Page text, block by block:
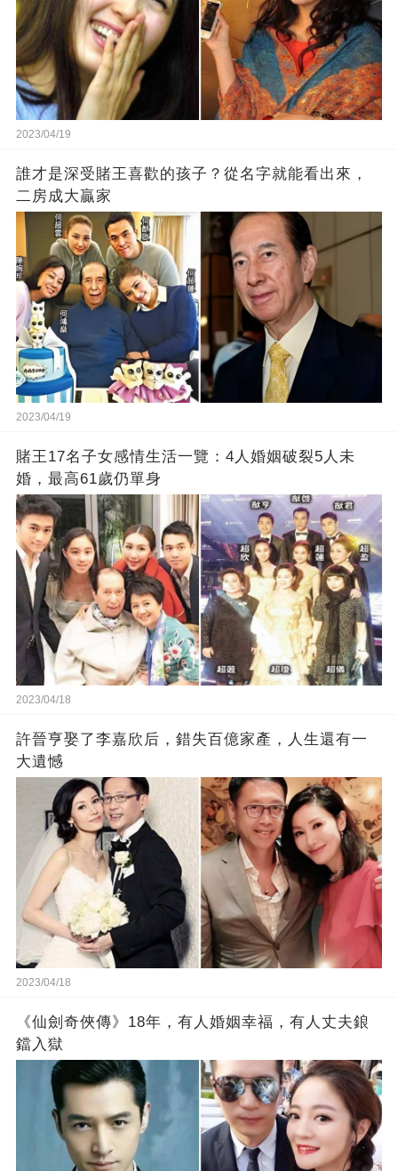
2023/04/19
誰才是深受賭王喜歡的孩子？從名字就能看出來，
二房成大贏家
2023/04/19
賭王17名子女感情生活一覽：4人婚姻破裂5人未
婚，最高61歲仍單身
2023/04/18
許晉亨娶了李嘉欣后，錯失百億家產，人生還有一
大遺憾
2023/04/18
《仙劍奇俠傳》18年，有人婚姻幸福，有人丈夫鋃
鐺入獄